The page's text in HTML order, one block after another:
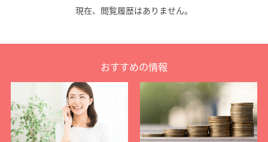
現在、閲覧履歴はありません。
おすすめの情報